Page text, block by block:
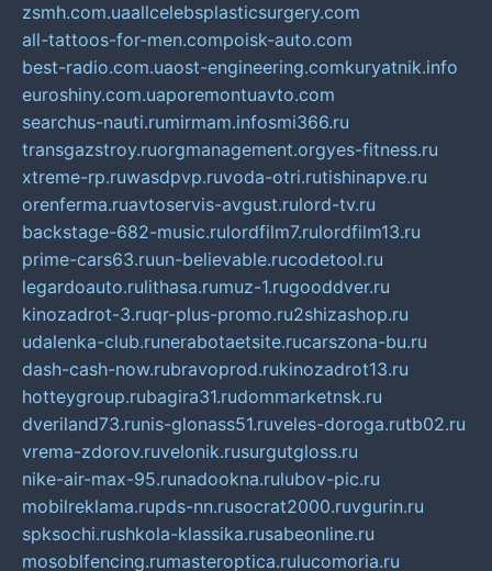
zsmh.com.uaallcelebsplasticsurgery.com
all-tattoos-for-men.compoisk-auto.com
best-radio.com.uaost-engineering.comkuryatnik.info
euroshiny.com.uaporemontuavto.com
searchus-nauti.rumirmam.infosmi366.ru
transgazstroy.ruorgmanagement.orgyes-fitness.ru
xtreme-rp.ruwasdpvp.ruvoda-otri.rutishinapve.ru
orenferma.ruavtoservis-avgust.rulord-tv.ru
backstage-682-music.rulordfilm7.rulordfilm13.ru
prime-cars63.ruun-believable.rucodetool.ru
legardoauto.rulithasa.rumuz-1.rugooddver.ru
kinozadrot-3.ruqr-plus-promo.ru2shizashop.ru
udalenka-club.runerabotaetsite.rucarszona-bu.ru
dash-cash-now.rubravoprod.rukinozadrot13.ru
hotteygroup.rubagira31.rudommarketnsk.ru
dveriland73.runis-glonass51.ruveles-doroga.rutb02.ru
vrema-zdorov.ruvelonik.rusurgutgloss.ru
nike-air-max-95.runadookna.rulubov-pic.ru
mobilreklama.rupds-nn.rusocrat2000.ruvgurin.ru
spksochi.rushkola-klassika.rusabeonline.ru
mosoblfencing.rumasteroptica.rulucomoria.ru